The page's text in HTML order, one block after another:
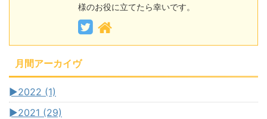
様のお役に立てたら幸いです。
月間アーカイヴ
►2022 (1)
►2021 (29)